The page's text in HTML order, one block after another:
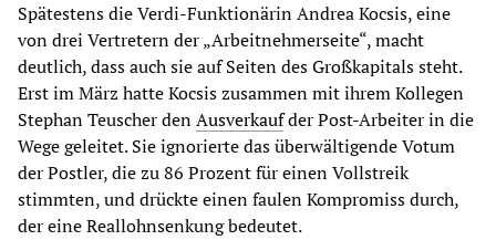
Spätestens die Verdi-Funktionärin Andrea Kocsis, eine
von drei Vertretern der „Arbeitnehmerseite“, macht
deutlich, dass auch sie auf Seiten des Großkapitals steht.
Erst im März hatte Kocsis zusammen mit ihrem Kollegen
Stephan Teuscher denAusverkaufder Post-Arbeiter in die
Wege geleitet. Sie ignorierte das überwältigende Votum
der Postler, die zu 86 Prozent für einen Vollstreik
stimmten, und drückte einen faulen Kompromiss durch,
der eine Reallohnsenkung bedeutet.